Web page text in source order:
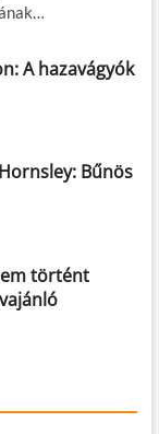
A hazavágyók
Bűnös
történt